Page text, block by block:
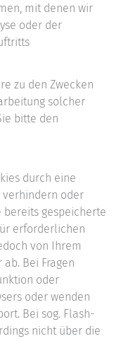
mit denen wir
oder der
zu den Zwecken
solcher
bitte den
durch eine
verhindern oder
bereits gespeicherte
erforderlichen
von Ihrem
Bei Fragen
oder
oder wenden
Bei sog. Flash-
nicht über die